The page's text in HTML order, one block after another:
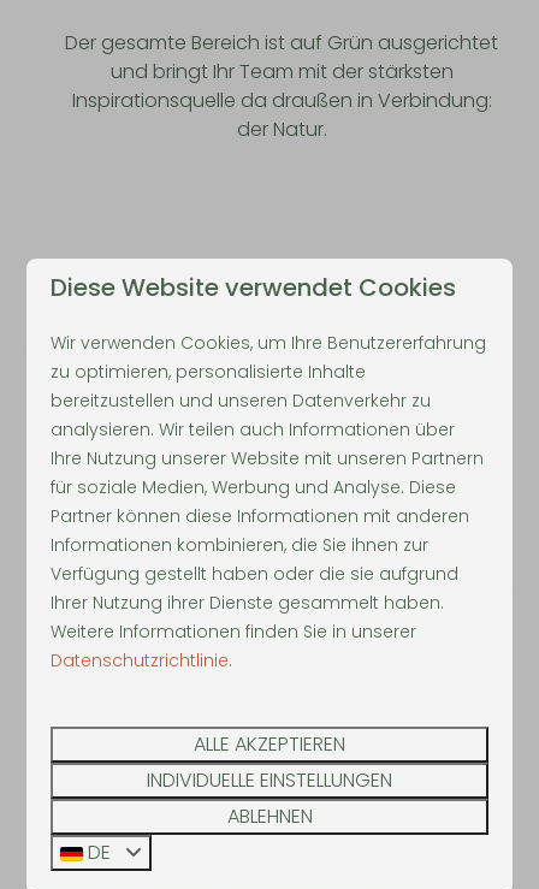
Der gesamte Bereich ist auf Grün ausgerichtet
und bringt Ihr Team mit der stärksten
Inspirationsquelle da draußen in Verbindung:
der Natur.
Cosy Cabins
Konzept? Das ist das Motto unserer 37
charmanten Cosy Cabins. Die Häuschen
scheinen klein zu sein, aber sind in Wirklichkeit
überraschend komfortabel. Jedes
Ferienhäuschen verfügt über einen Sitz- und
Diese Website verwendet Cookies
Wir verwenden Cookies, um Ihre Benutzererfahrung
zu optimieren, personalisierte Inhalte
bereitzustellen und unseren Datenverkehr zu
analysieren. Wir teilen auch Informationen über
Ihre Nutzung unserer Website mit unseren Partnern
für soziale Medien, Werbung und Analyse. Diese
Partner können diese Informationen mit anderen
Informationen kombinieren, die Sie ihnen zur
Verfügung gestellt haben oder die sie aufgrund
Ihrer Nutzung ihrer Dienste gesammelt haben.
Weitere Informationen finden Sie in unserer
Datenschutzrichtlinie.
ALLE AKZEPTIEREN
INDIVIDUELLE EINSTELLUNGEN
ABLEHNEN
DE